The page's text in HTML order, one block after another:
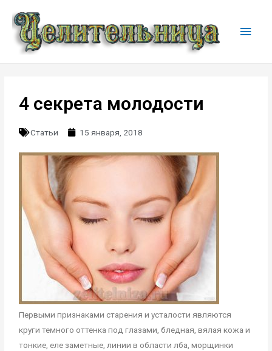
4 секрета молодости
Статьи 15 января, 2018
Первыми признаками старения и усталости являются
круги темного оттенка под глазами, бледная, вялая кожа и
тонкие, еле заметные, линии в области лба, морщинки